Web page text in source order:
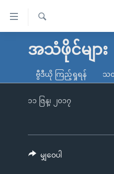
လွယ်ကူ
သည့်
မူလစာမျက်နှာ
ကမ္ဘာ့သတင်းများ
နိုင်ငံတကာ
တရုတ်
အစ္စရေး-ပါလက်စတိုင်း
ရပ်ဝန်းတခု လမ်းတခု အလွန်
အင်္ဂလိပ်စာလေ့လာမယ်
ရ
အသံဖိုင်များ
ဗွီဒီယို ကြည့်ရှုရန် သတ
၁၁ ဇြန္၊ ၂၀၁၇
မျှဝေပါ